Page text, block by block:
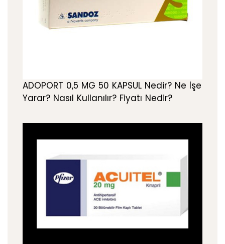
ADOPORT 0,5 MG 50 KAPSUL Nedir? Ne İşe
Yarar? Nasıl Kullanılır? Fiyatı Nedir?